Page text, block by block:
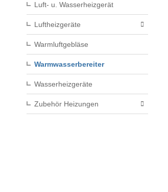
Luft- u. Wasserheizgerät
Luftheizgeräte
Warmluftgebläse
Warmwasserbereiter
Wasserheizgeräte
Zubehör Heizungen